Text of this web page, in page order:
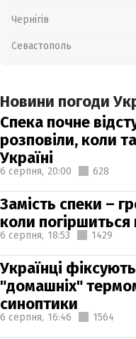
Чернігів
Севастополь
Новини погоди
Спека почне
розповіли, коли
Україні
6 серпня, 20:00 628
Замість спеки –
коли погіршиться
6 серпня, 18:53 1429
Українці
"домашніх"
синоптики
6 серпня, 16:46 1564